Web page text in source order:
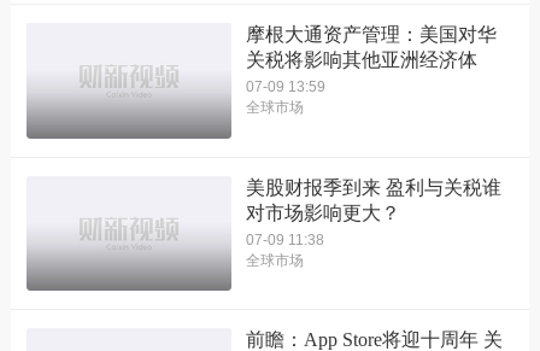
摩根大通资产管理：美国对华
关税将影响其他亚洲经济体
07-09 13:59
全球市场
美股财报季到来 盈利与关税谁
对市场影响更大？
07-09 11:38
全球市场
前瞻：App Store将迎十周年 关